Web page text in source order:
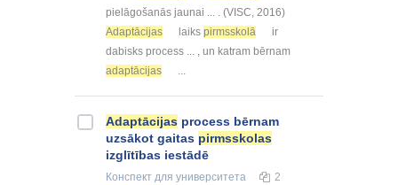
pielāgošanās jaunai ... . (VISC, 2016)
Adaptācijas
laiks pirmsskolā
ir
dabisks process ... , un katram bērnam
adaptācijas
Adaptācijas process bērnam
uzsākot gaitas pirmsskolas
izglītības iestādē
Конспект для университета 2